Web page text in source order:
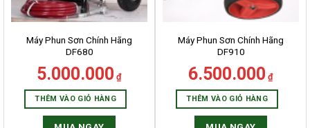
Máy Phun Sơn Chính Hãng
DF680
5.000.000 ₫
THÊM VÀO GIỎ HÀNG
Máy Phun Sơn Chính Hãng
DF910
6.500.000 ₫
THÊM VÀO GIỎ HÀNG